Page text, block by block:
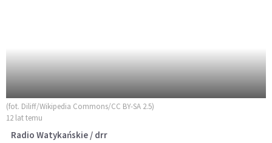
(fot. Diliff/Wikipedia Commons/CC BY-SA 2.5)
12 lat temu
Radio Watykańskie / drr